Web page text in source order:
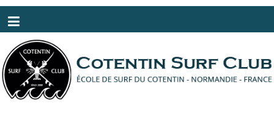
Panneau de gestion des cookies